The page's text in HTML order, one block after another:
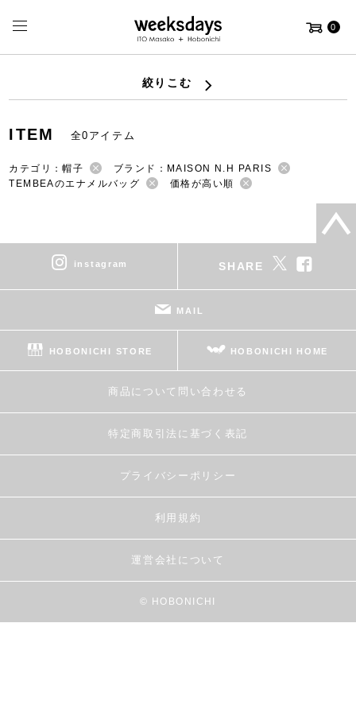
0
絞りこむ
ITEM 全0アイテム
カテゴリ：帽子
ブランド：MAISON N.H PARIS
TEMBEAのエナメルバッグ
価格が高い順
instagram SHARE
MAIL
HOBONICHI STORE HOBONICHI HOME
商品について問い合わせる
特定商取引法に基づく表記
プライバシーポリシー
利用規約
運営会社について
© HOBONICHI